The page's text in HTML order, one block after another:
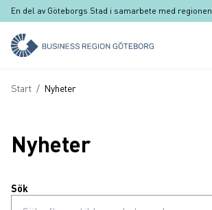
Hoppa till huvudinnehåll
En del av Göteborgs Stad i samarbete med regionen
Länkstig
Start / Nyheter
Nyheter
Sök